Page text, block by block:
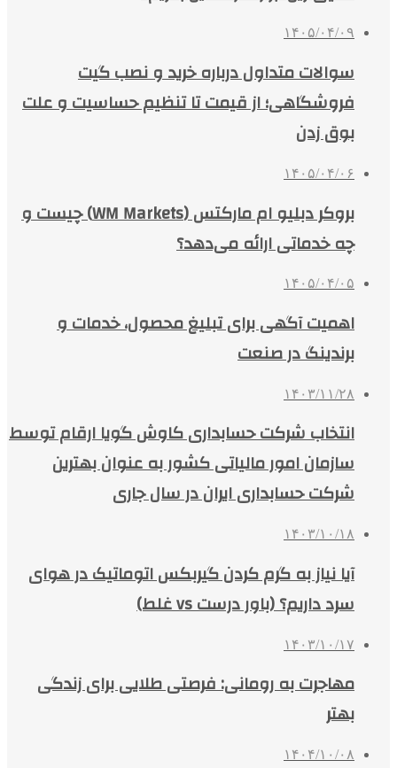
۱۴۰۵/۰۴/۰۹
سوالات متداول درباره خرید و نصب گیت
فروشگاهی؛ از قیمت تا تنظیم حساسیت و علت
بوق زدن
۱۴۰۵/۰۴/۰۶
بروکر دبلیو ام مارکتس (WM Markets) چیست و
چه خدماتی ارائه می‌دهد؟
۱۴۰۵/۰۴/۰۵
اهمیت آگهی برای تبلیغ محصول، خدمات و
برندینگ در صنعت
۱۴۰۳/۱۱/۲۸
انتخاب شرکت حسابداری کاوش گویا ارقام توسط
سازمان امور مالیاتی کشور به عنوان بهترین
شرکت حسابداری ایران در سال جاری
۱۴۰۳/۱۰/۱۸
آیا نیاز به گرم کردن گیربکس اتوماتیک در هوای
سرد داریم؟ (باور درست vs غلط)
۱۴۰۳/۱۰/۱۷
مهاجرت به رومانی: فرصتی طلایی برای زندگی
بهتر
۱۴۰۴/۱۰/۰۸